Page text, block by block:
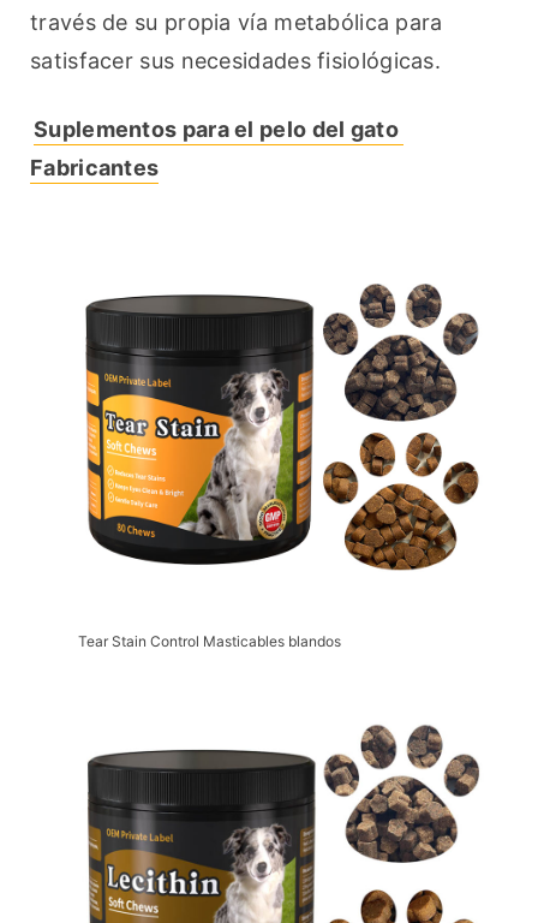
través de su propia vía metabólica para
satisfacer sus necesidades fisiológicas.
Suplementos para el pelo del gato
Fabricantes
Tear Stain Control Masticables blandos